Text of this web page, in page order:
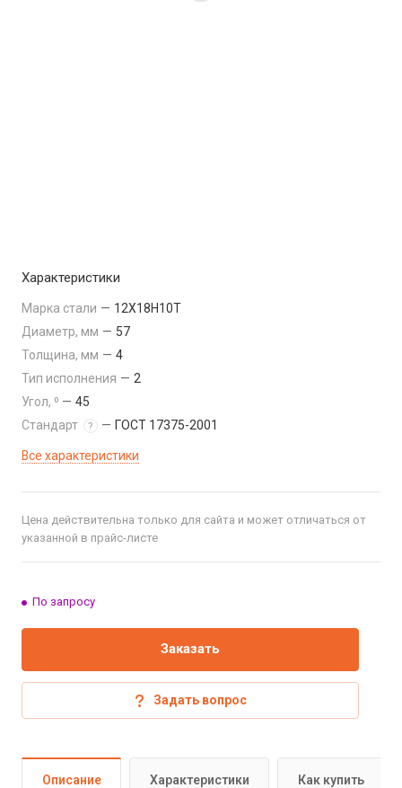
Характеристики
Марка стали — 12Х18Н10Т
Диаметр, мм — 57
Толщина, мм — 4
Тип исполнения — 2
Угол, ⁰ — 45
Стандарт
? — ГОСТ 17375-2001
Все характеристики
Цена действительна только для сайта и может отличаться от
указанной в прайс-листе
По запросу
Заказать
Задать вопрос
Описание Характеристики Как купить